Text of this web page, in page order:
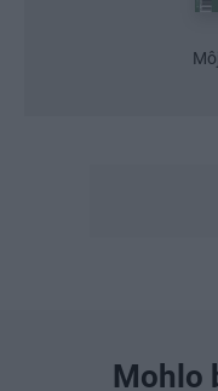
Mohlo